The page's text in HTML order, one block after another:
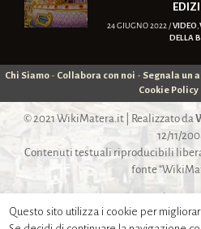
24 GIUGNO 2022 /VIDEO ,
DELLA
Chi Siamo- Collabora con noi - Segnala un
Cookie Policy
© 2021WikiMatera.it| Realizzato da
12/11/
Contenuti testuali riproducibili
fonte
Questo sito utilizza i cookie per